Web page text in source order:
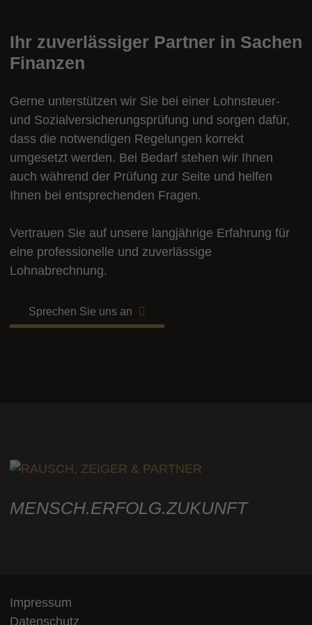
Ihr zuverlässiger Partner in Sachen
Finanzen
Gerne unterstützen wir Sie bei einer Lohnsteuer-
und Sozialversicherungsprüfung und sorgen dafür,
dass die notwendigen Regelungen korrekt
umgesetzt werden. Bei Bedarf stehen wir Ihnen
auch während der Prüfung zur Seite und helfen
Ihnen bei entsprechenden Fragen.
Vertrauen Sie auf unsere langjährige Erfahrung für
eine professionelle und zuverlässige
Lohnabrechnung.
Sprechen Sie uns an
MENSCH.ERFOLG.ZUKUNFT
Impressum
Datenschutz